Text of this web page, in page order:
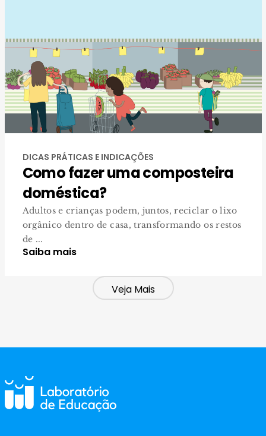
DICAS PRÁTICAS E INDICAÇÕES
Como fazer uma composteira
doméstica?
Adultos e crianças podem, juntos, reciclar o lixo
orgânico dentro de casa, transformando os restos
de ...
Saiba mais
Veja Mais